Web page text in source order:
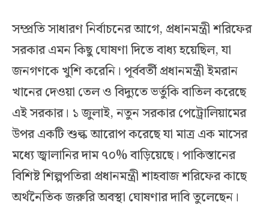
সম্প্রতি সাধারণ নির্বাচনের আগে, প্রধানমন্ত্রী শরিফের
সরকার এমন কিছু ঘোষণা দিতে বাধ্য হয়েছিল, যা
জনগণকে খুশি করেনি। পূর্ববর্তী প্রধানমন্ত্রী ইমরান
খানের দেওয়া তেল ও বিদ্যুতে ভর্তুকি বাতিল করেছে
এই সরকার। ১ জুলাই, নতুন সরকার পেট্রোলিয়ামের
উপর একটি শুল্ক আরোপ করেছে যা মাত্র এক মাসের
মধ্যে জ্বালানির দাম ৭০% বাড়িয়েছে। পাকিস্তানের
বিশিষ্ট শিল্পপতিরা প্রধানমন্ত্রী শাহবাজ শরিফের কাছে
অর্থনৈতিক জরুরি অবস্থা ঘোষণার দাবি তুলেছেন।